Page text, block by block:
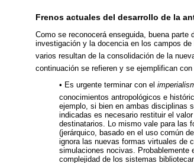
Frenos actuales del desarrollo de la
Como se reconocerá enseguida, buena
investigación y la docencia en los campos
varios resultan de la consolidación de la
continuación se refieren y se ejemplifican
• Es urgente terminar con el
conocimientos antropológicos e
ejemplo, si bien en ambas disciplinas
indicadas es necesario restituir el
destinatarios. Lo mismo vale para las
(jerárquico, basado en el uso común
ignora las nuevas formas virtuales de
simulaciones nocivas. Probablemente
complejidad de los sistemas